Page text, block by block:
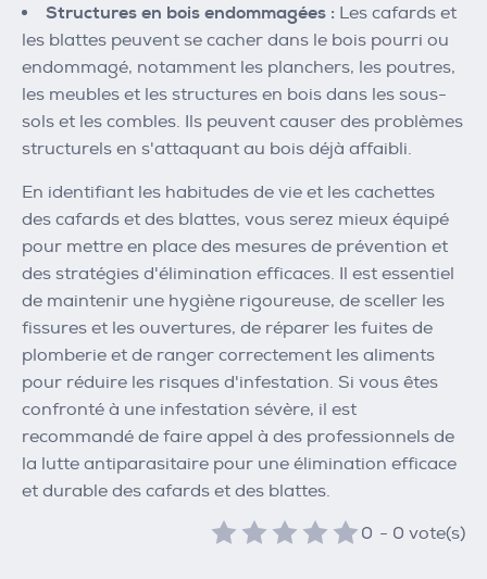
Structures en bois endommagées : Les cafards et
les blattes peuvent se cacher dans le bois pourri ou
endommagé, notamment les planchers, les poutres,
les meubles et les structures en bois dans les sous-
sols et les combles. Ils peuvent causer des problèmes
structurels en s'attaquant au bois déjà affaibli.
En identifiant les habitudes de vie et les cachettes
des cafards et des blattes, vous serez mieux équipé
pour mettre en place des mesures de prévention et
des stratégies d'élimination efficaces. Il est essentiel
de maintenir une hygiène rigoureuse, de sceller les
fissures et les ouvertures, de réparer les fuites de
plomberie et de ranger correctement les aliments
pour réduire les risques d'infestation. Si vous êtes
confronté à une infestation sévère, il est
recommandé de faire appel à des professionnels de
la lutte antiparasitaire pour une élimination efficace
et durable des cafards et des blattes.
0 - 0 vote(s)